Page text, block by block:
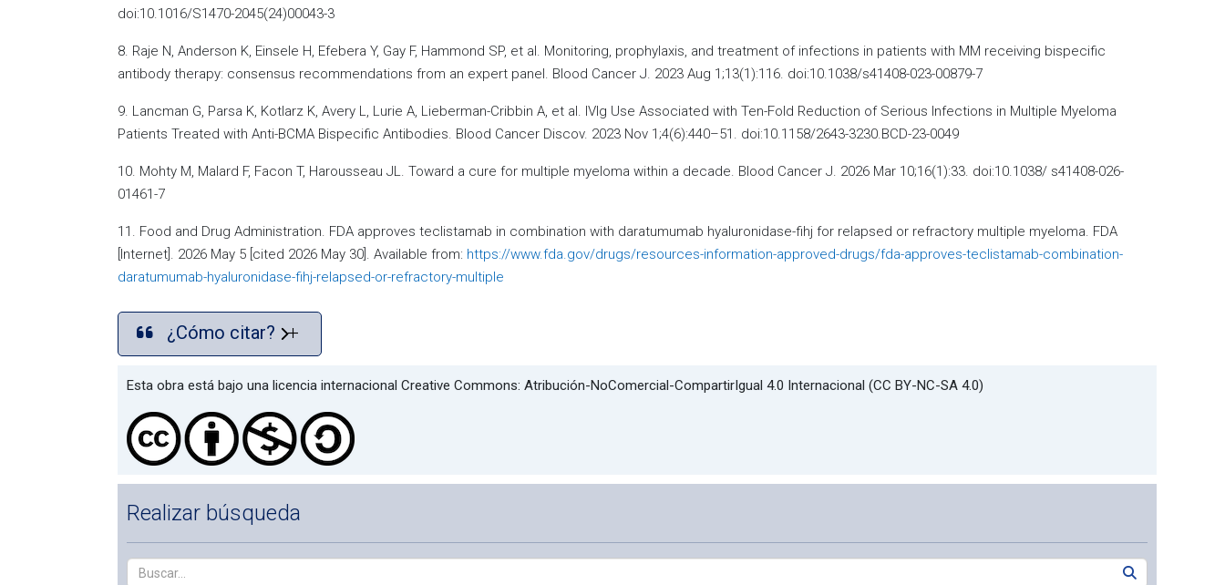
doi:10.1016/S1470-2045(24)00043-3
8. Raje N, Anderson K, Einsele H, Efebera Y, Gay F, Hammond SP, et al. Monitoring, prophylaxis, and treatment of infections in patients with MM receiving bispecific
antibody therapy: consensus recommendations from an expert panel. Blood Cancer J. 2023 Aug 1;13(1):116. doi:10.1038/s41408-023-00879-7
9. Lancman G, Parsa K, Kotlarz K, Avery L, Lurie A, Lieberman-Cribbin A, et al. IVIg Use Associated with Ten-Fold Reduction of Serious Infections in Multiple Myeloma
Patients Treated with Anti-BCMA Bispecific Antibodies. Blood Cancer Discov. 2023 Nov 1;4(6):440–51. doi:10.1158/2643-3230.BCD-23-0049
10. Mohty M, Malard F, Facon T, Harousseau JL. Toward a cure for multiple myeloma within a decade. Blood Cancer J. 2026 Mar 10;16(1):33. doi:10.1038/ s41408-026-
01461-7
11. Food and Drug Administration. FDA approves teclistamab in combination with daratumumab hyaluronidase-fihj for relapsed or refractory multiple myeloma. FDA
[Internet]. 2026 May 5 [cited 2026 May 30]. Available from: https://www.fda.gov/drugs/resources-information-approved-drugs/fda-approves-teclistamab-combination-
daratumumab-hyaluronidase-fihj-relapsed-or-refractory-multiple
¿Cómo citar?
Esta obra está bajo una licencia internacional Creative Commons: Atribución-NoComercial-CompartirIgual 4.0 Internacional (CC BY-NC-SA 4.0)
Realizar búsqueda